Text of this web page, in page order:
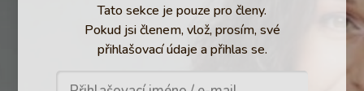
Tato sekce je pouze pro členy.
Pokud jsi členem, vlož, prosím, své
přihlašovací údaje a přihlas se.